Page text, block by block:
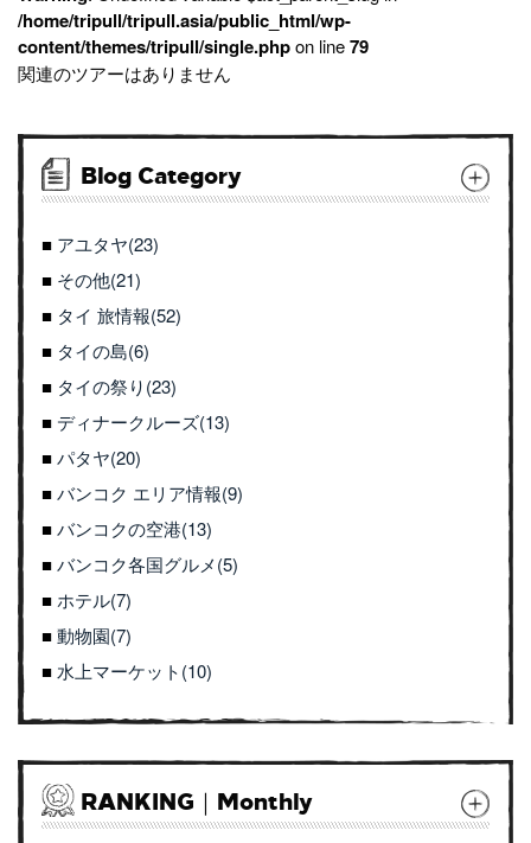
/home/tripull/tripull.asia/public_html/wp-
content/themes/tripull/single.phpon line79
関連のツアーはありません
Blog Category
アユタヤ(23)
その他(21)
タイ 旅情報(52)
タイの島(6)
タイの祭り(23)
ディナークルーズ(13)
パタヤ(20)
バンコク エリア情報(9)
バンコクの空港(13)
バンコク各国グルメ(5)
ホテル(7)
動物園(7)
水上マーケット(10)
RANKING｜Monthly